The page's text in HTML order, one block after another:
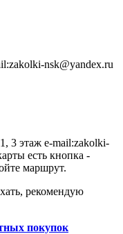
nsk@yandex.ru
3 этаж e-mail:zakolki-
есть кнопка -
маршрут.
рекомендую
покупок